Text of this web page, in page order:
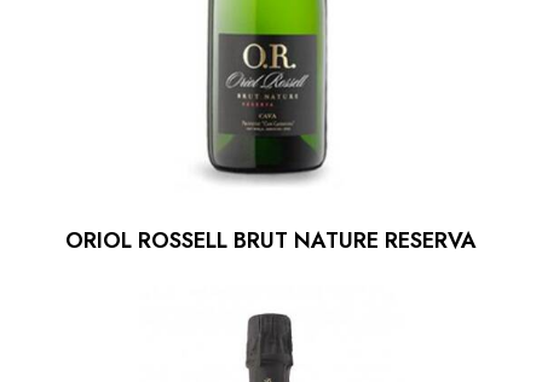
ORIOL ROSSELL BRUT NATURE RESERVA